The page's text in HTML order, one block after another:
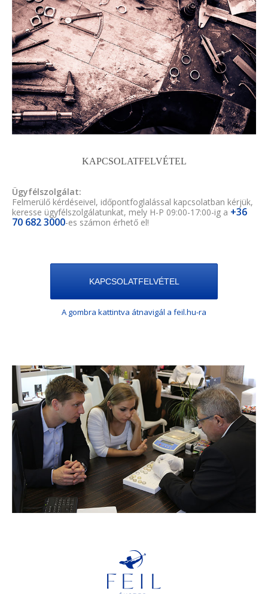
KAPCSOLATFELVÉTEL
Ügyfélszolgálat:
Felmerülő kérdéseivel, időpontfoglalással kapcsolatban kérjük,
keresse ügyfélszolgálatunkat, mely H-P 09:00-17:00-ig a +36
70 682 3000-es számon érhető el!
KAPCSOLATFELVÉTEL
A gombra kattintva átnavigál a feil.hu-ra